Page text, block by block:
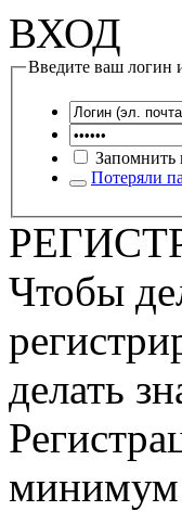
ВХОД
Введите ваш логин
Запомнить
Потеряли
Чтобы
делать